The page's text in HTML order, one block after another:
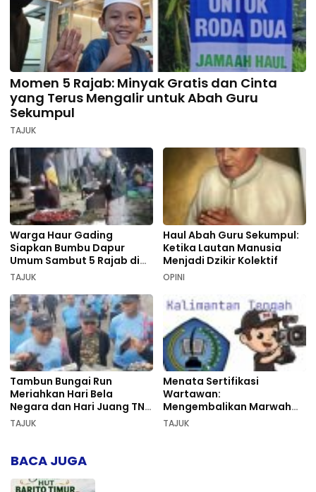
Momen 5 Rajab: Minyak Gratis dan Cinta
yang Terus Mengalir untuk Abah Guru
Sekumpul
TAJUK
Warga Haur Gading
Siapkan Bumbu Dapur
Umum Sambut 5 Rajab di
Sekumpul
TAJUK
Haul Abah Guru Sekumpul:
Ketika Lautan Manusia
Menjadi Dzikir Kolektif
OPINI
Tambun Bungai Run
Meriahkan Hari Bela
Negara dan Hari Juang TNI
AD di Palangka Raya
TAJUK
Menata Sertifikasi
Wartawan:
Mengembalikan Marwah
Pers dan Keadilan
TAJUK
BACA JUGA